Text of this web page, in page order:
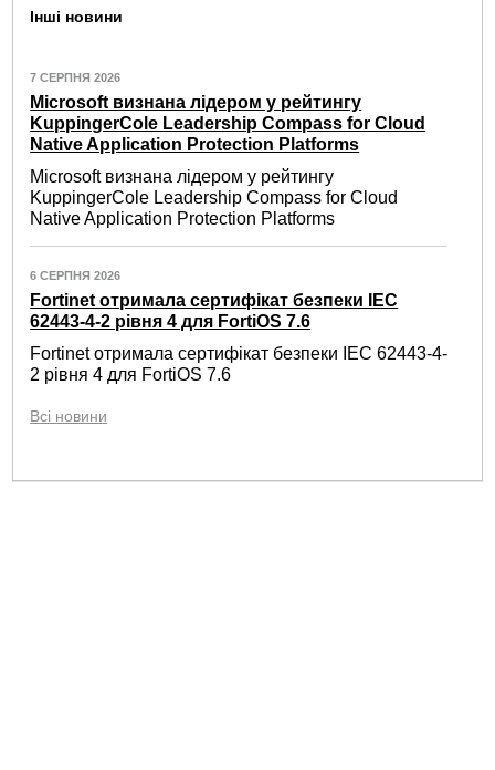
Інші новини
7 СЕРПНЯ 2026
Microsoft визнана лідером у рейтингу
KuppingerCole Leadership Compass for Cloud
Native Application Protection Platforms
Microsoft визнана лідером у рейтингу
KuppingerCole Leadership Compass for Cloud
Native Application Protection Platforms
6 СЕРПНЯ 2026
Fortinet отримала сертифікат безпеки IEC
62443-4-2 рівня 4 для FortiOS 7.6
Fortinet отримала сертифікат безпеки IEC 62443-4-
2 рівня 4 для FortiOS 7.6
Всі новини